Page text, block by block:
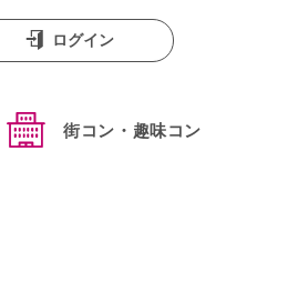
街コン・趣味コン
ログイン